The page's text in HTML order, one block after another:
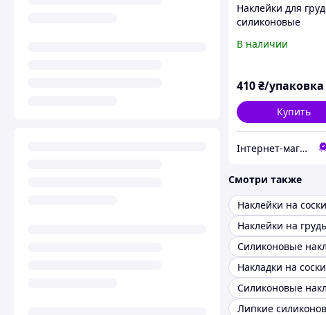
Наклейки для
силиконовые
11
В наличии
410₴/упаковка
Купить
Інтернет-магазин "Carmen"
Смотри также
Наклейки на соски
Наклейки на грудь
Накладки на соски